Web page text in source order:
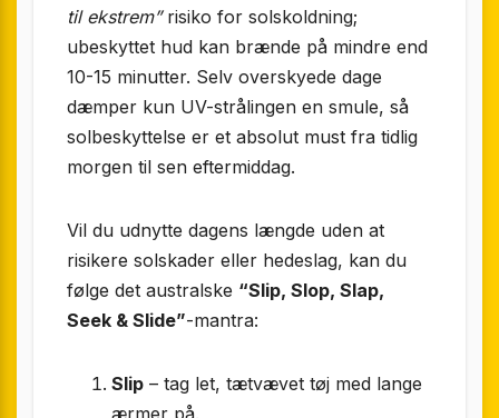
til ekstrem”risiko for solskoldning;
ubeskyttet hud kan brænde på mindre end
10-15 minutter. Selv overskyede dage
dæmper kun UV-strålingen en smule, så
solbeskyttelse er et absolut must fra tidlig
morgen til sen eftermiddag.
Vil du udnytte dagens længde uden at
risikere solskader eller hedeslag, kan du
følge det australske “Slip, Slop, Slap,
Seek & Slide”-mantra:
Slip – tag let, tæt­vævet tøj med lange